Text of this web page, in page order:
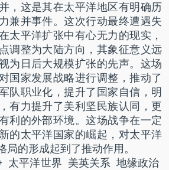
，这是其在太平洋地区有明确历
兼并事件。这次行动最终遭遇失
太平洋扩张中有心无力的现实，
调整为大陆方向，其象征意义远
为日后大规模扩张的先声。这场
国家发展战略进行调整，推动了
队职业化，提升了国家自信，明
有力提升了美利坚民族认同，更
利的外部环境。这场战争在一定
的太平洋国家的崛起，对太平洋
局的形成起到了推动作用。
太平洋世界 美英关系 地缘政治